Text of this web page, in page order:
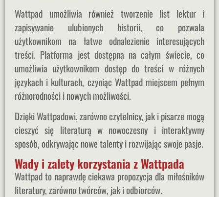
Wattpad umożliwia również tworzenie list lektur i
zapisywanie ulubionych historii, co pozwala
użytkownikom na łatwe odnalezienie interesujących
treści. Platforma jest dostępna na całym świecie, co
umożliwia użytkownikom dostęp do treści w różnych
językach i kulturach, czyniąc Wattpad miejscem pełnym
różnorodności i nowych możliwości.
Dzięki Wattpadowi, zarówno czytelnicy, jak i pisarze mogą
cieszyć się literaturą w nowoczesny i interaktywny
sposób, odkrywając nowe talenty i rozwijając swoje pasje.
Wady i zalety korzystania z Wattpada
Wattpad to naprawdę ciekawa propozycja dla miłośników
literatury, zarówno twórców, jak i odbiorców.